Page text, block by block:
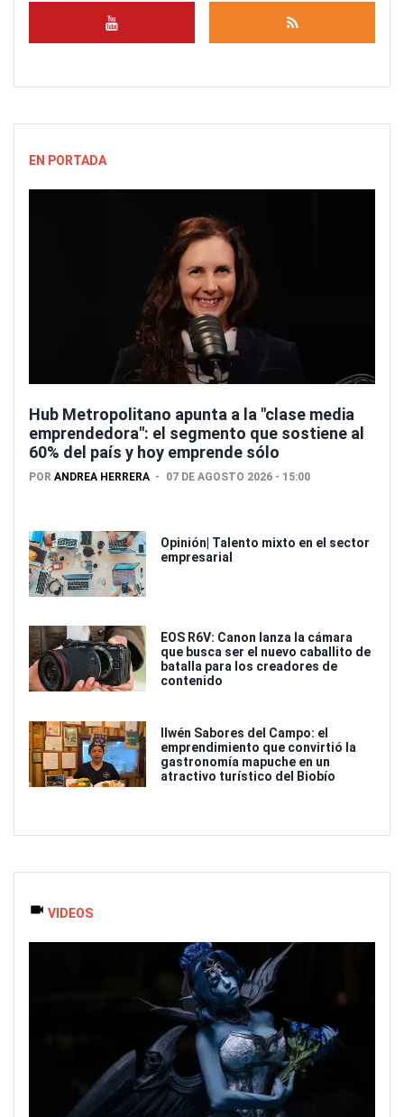
EN PORTADA
Hub Metropolitano apunta a la "clase media
emprendedora": el segmento que sostiene al
60% del país y hoy emprende sólo
POR ANDREA HERRERA 07 DE AGOSTO 2026 - 15:00
Opinión| Talento mixto en el sector
empresarial
EOS R6V: Canon lanza la cámara
que busca ser el nuevo caballito de
batalla para los creadores de
contenido
Ilwén Sabores del Campo: el
emprendimiento que convirtió la
gastronomía mapuche en un
atractivo turístico del Biobío
VIDEOS